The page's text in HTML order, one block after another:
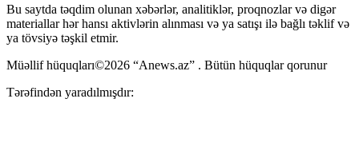
Bu saytda təqdim olunan xəbərlər, analitiklər, proqnozlar və digər
materiallar hər hansı aktivlərin alınması və ya satışı ilə bağlı təklif və
ya tövsiyə təşkil etmir.
Müəllif hüquqları©2026 “Anews.az” . Bütün hüquqlar qorunur
Tərəfindən yaradılmışdır: